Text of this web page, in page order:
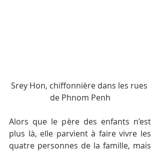
Srey Hon, chiffonnière dans les rues
de Phnom Penh
Alors que le père des enfants n’est
plus là, elle parvient à faire vivre les
quatre personnes de la famille, mais